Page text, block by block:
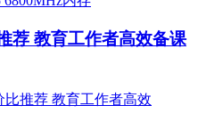
荐 教育工作者高效备课